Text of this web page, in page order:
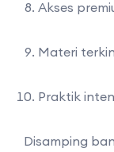
Akses
Materi
Praktik
Disamping